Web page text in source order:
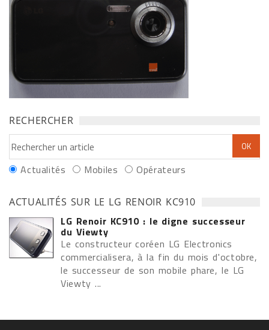
RECHERCHER
Actualités Mobiles Opérateurs
ACTUALITÉS SUR LE LG RENOIR KC910
LG Renoir KC910 : le digne successeur
du Viewty
Le constructeur coréen LG Electronics
commercialisera, à la fin du mois d'octobre,
le successeur de son mobile phare, le LG
Viewty ...